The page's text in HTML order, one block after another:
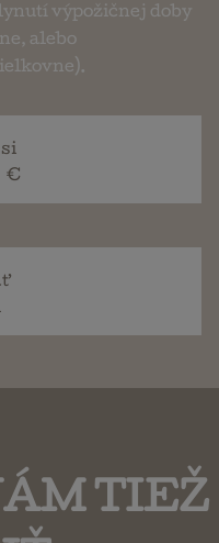
výpožičnej doby
alebo
€
TIEŽ